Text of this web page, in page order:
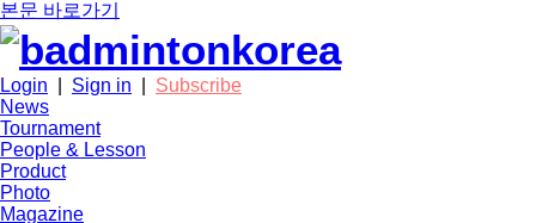
본문 바로가기
Login Sign in
Subscribe
News
Tournament
People & Lesson
Product
Photo
Magazine